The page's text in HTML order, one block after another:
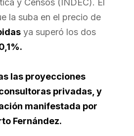
y Censos (INDEC). El
la suba en el precio de
ya superó los dos
las proyecciones
privadas, y
manifestada por
Fernández.